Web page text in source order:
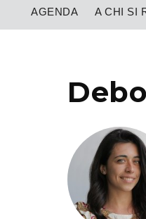
AGENDA A CHI SI